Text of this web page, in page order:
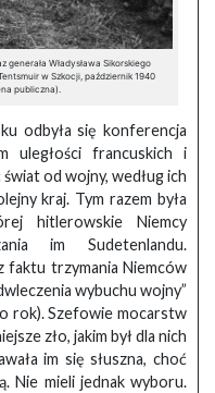
Władysława Sikorskiego
w Szkocji, październik 1940
publiczna).
odbyła się konferencja
uległości francuskich i
od wojny, według ich
kraj. Tym razem była
hitlerowskie Niemcy
im Sudetenlandu.
faktu trzymania Niemców
wybuchu wojny”
rok). Szefowie mocarstw
zło, jakim był dla nich
im się słuszna, choć
Nie mieli jednak wyboru.